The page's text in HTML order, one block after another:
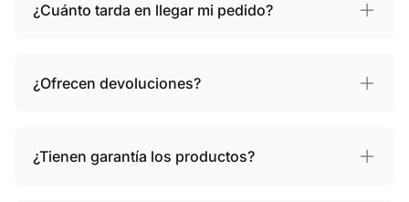
¿Cuánto tarda en llegar mi pedido?
¿Ofrecen devoluciones?
¿Tienen garantía los productos?